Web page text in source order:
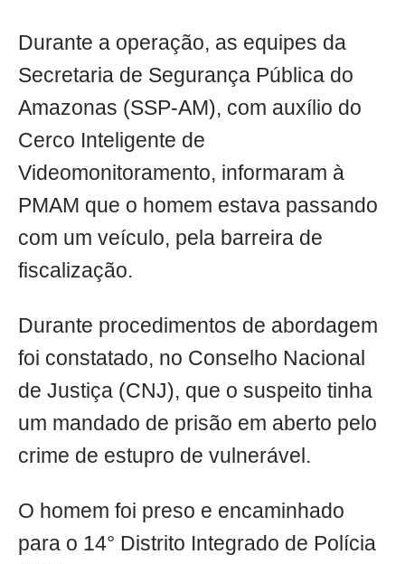
Durante a operação, as equipes da
Secretaria de Segurança Pública do
Amazonas (SSP-AM), com auxílio do
Cerco Inteligente de
Videomonitoramento, informaram à
PMAM que o homem estava passando
com um veículo, pela barreira de
fiscalização.
Durante procedimentos de abordagem
foi constatado, no Conselho Nacional
de Justiça (CNJ), que o suspeito tinha
um mandado de prisão em aberto pelo
crime de estupro de vulnerável.
O homem foi preso e encaminhado
para o 14° Distrito Integrado de Polícia